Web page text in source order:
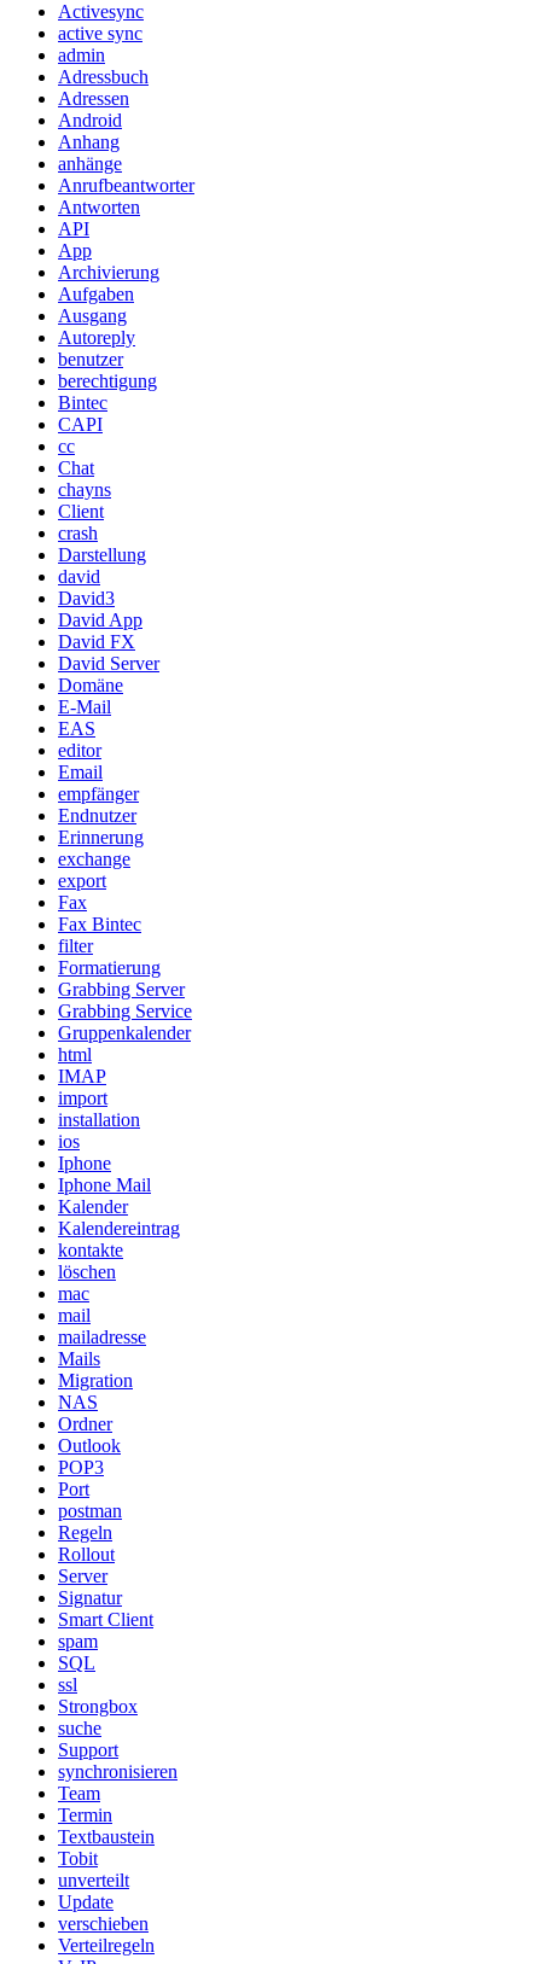
Activesync
active sync
admin
Adressbuch
Adressen
Android
Anhang
anhänge
Anrufbeantworter
Antworten
API
App
Archivierung
Aufgaben
Ausgang
Autoreply
benutzer
berechtigung
Bintec
CAPI
cc
Chat
chayns
Client
crash
Darstellung
david
David3
David App
David FX
David Server
Domäne
E-Mail
EAS
editor
Email
empfänger
Endnutzer
Erinnerung
exchange
export
Fax
Fax Bintec
filter
Formatierung
Grabbing Server
Grabbing Service
Gruppenkalender
html
IMAP
import
installation
ios
Iphone
Iphone Mail
Kalender
Kalendereintrag
kontakte
löschen
mac
mail
mailadresse
Mails
Migration
NAS
Ordner
Outlook
POP3
Port
postman
Regeln
Rollout
Server
Signatur
Smart Client
spam
SQL
ssl
Strongbox
suche
Support
synchronisieren
Team
Termin
Textbaustein
Tobit
unverteilt
Update
verschieben
Verteilregeln